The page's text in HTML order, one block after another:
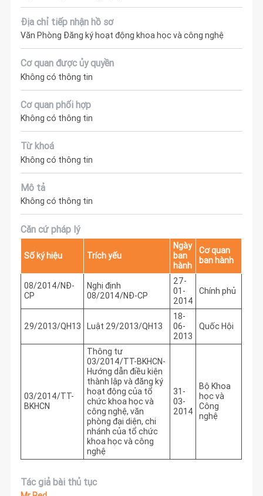
Địa chỉ tiếp nhận hồ sơ
Văn Phòng Đăng ký hoạt động khoa học và công nghệ
Cơ quan được ủy quyền
Không có thông tin
Cơ quan phối hợp
Không có thông tin
Từ khoá
Không có thông tin
Mô tả
Không có thông tin
Căn cứ pháp lý
Số ký hiệu Trích yếu
Ngày
ban
hành
Cơ quan
ban hành
08/2014/NĐ-
CP
Nghị định
08/2014/NĐ-CP
27-
01-
2014
Chính phủ
29/2013/QH13 Luật 29/2013/QH13
18-
06-
2013
Quốc Hội
03/2014/TT-
BKHCN
Thông tư
03/2014/TT-BKHCN-
Hướng dẫn điều kiện
thành lập và đăng ký
hoạt động của tổ
chức khoa học và
công nghệ, văn
phòng đại diện, chi
nhánh của tổ chức
khoa học và công
nghệ
31-
03-
2014
Bộ Khoa
học và
Công
nghệ
Tác giả bài thủ tục